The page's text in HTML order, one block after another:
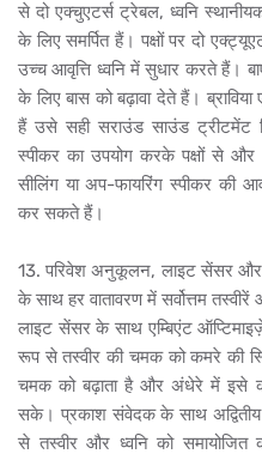
से दो एक्चुएटर्स ट्रेबल, ध्वनि
के लिए समर्पित हैं। पक्षों पर दो
उच्च आवृत्ति ध्वनि में सुधार करते हैं।
के लिए बास को बढ़ावा देते हैं।
हैं उसे सही सराउंड साउंड ट्रीटमेंट
स्पीकर का उपयोग करके पक्षों से
सीलिंग या अप-फायरिंग स्पीकर की
कर सकते हैं।
13. परिवेश अनुकूलन, लाइट सेंसर और
के साथ हर वातावरण में सर्वोत्तम
लाइट सेंसर के साथ एम्बिएंट
रूप से तस्वीर की चमक को कमरे की
चमक को बढ़ाता है और अंधेरे में इसे
सके। प्रकाश संवेदक के साथ
से तस्वीर और ध्वनि को समायोजित